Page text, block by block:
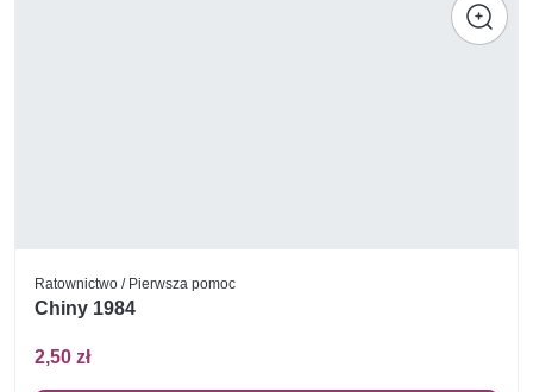
Ratownictwo / Pierwsza pomoc
Chiny 1984
2,50 zł